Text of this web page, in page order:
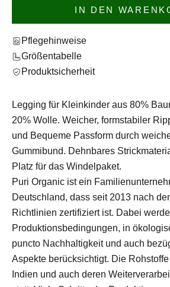
IN DEN
Pflegehinweise
Größentabelle
Produktsicherheit
Legging für Kleinkinder aus 80%
20% Wolle. Weicher, formstabiler
und Bequeme Passform durch
Gummibund. Dehnbares
Platz für das Windelpaket.
Puri Organic ist ein
Deutschland, dass seit 2013 nach
Richtlinien zertifiziert ist. Dabei
Produktionsbedingungen, in
puncto Nachhaltigkeit und auch
Aspekte berücksichtigt. Die
Indien und auch deren